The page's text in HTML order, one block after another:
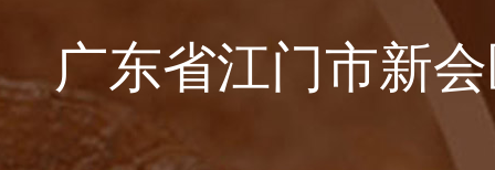
广东省江门市新